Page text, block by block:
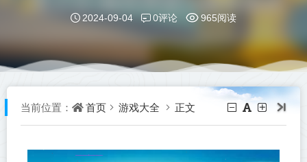
2024-09-04 0评论 965阅读
当前位置： 首页 游戏大全 正文